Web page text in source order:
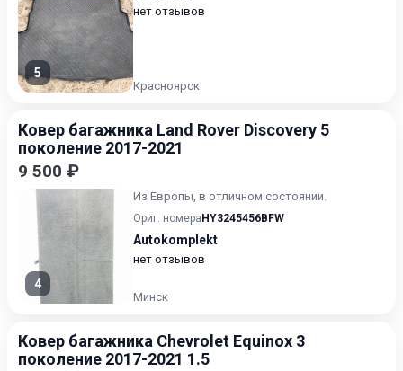
5
нет отзывов
Красноярск
Ковер багажника Land Rover Discovery 5
поколение 2017-2021
9 500 ₽
4
Из Европы, в отличном состоянии.
Ориг. номера HY3245456BFW
Autokomplekt
нет отзывов
Минск
Ковер багажника Chevrolet Equinox 3
поколение 2017-2021 1.5